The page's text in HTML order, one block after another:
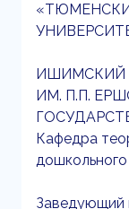
ИШИМСКИЙ
ИМ. П.П.
Кафедра
Заведующий